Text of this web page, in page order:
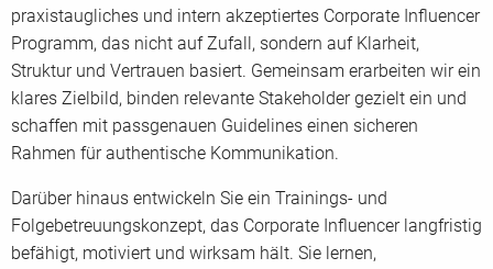
praxistaugliches und intern akzeptiertes Corporate Influencer
Programm, das nicht auf Zufall, sondern auf Klarheit,
Struktur und Vertrauen basiert. Gemeinsam erarbeiten wir ein
klares Zielbild, binden relevante Stakeholder gezielt ein und
schaffen mit passgenauen Guidelines einen sicheren
Rahmen für authentische Kommunikation.
Darüber hinaus entwickeln Sie ein Trainings- und
Folgebetreuungskonzept, das Corporate Influencer langfristig
befähigt, motiviert und wirksam hält. Sie lernen,